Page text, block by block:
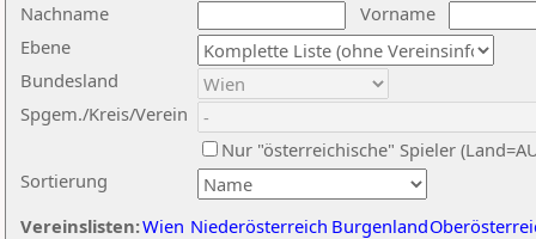
Nachname
Vorname
Ebene
Sortierung
Bundesland
Spgem./Kreis/Verein
Nur "österreichische" Spieler
Vereinslisten:Wien Niederösterreich Burgenland